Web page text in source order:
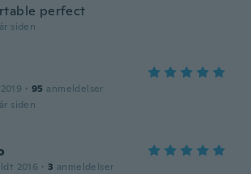
perfect
siden
· 95 anmeldelser
siden
2016 · 3 anmeldelser